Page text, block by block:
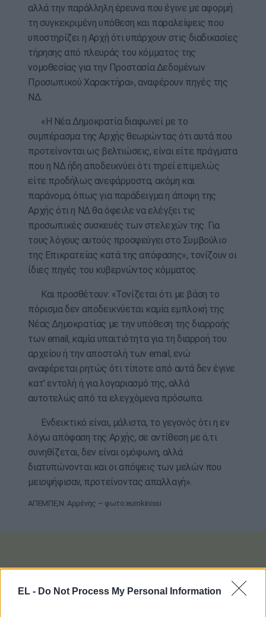
EL - Do Not Process My Personal Information
αλλά την παράλληλη έρευνα που έγινε με αφορμή
τη συγκεκριμένη υπόθεση και παραλείψεις που
υποστηρίζει η Αρχή ότι υπάρχουν στις διαδικασίες
τήρησης από πλευράς του κόμματος της
νομοθεσίας για την Προστασία Δεδομένων
Προσωπικού Χαρακτήρα», αναφέρουν πηγές της
ΝΔ.
«Η Νέα Δημοκρατία διαφωνεί με το
συμπέρασμα της Αρχής θεωρώντας ότι αυτά που
προτείνονται ως βελτιώσεις, είναι είτε πράγματα
που η ΝΔ ήδη αποδεικνύει ότι τηρεί επιμελώς
είτε προδήλως ανεφάρμοστα, ακόμη και
παράνομα, όπως για παράδειγμα η άποψη της
Αρχής ότι η ΝΔ θα όφειλε να ελέγξει τις
προσωπικές συσκευές των στελεχών της. Για
τους λόγους αυτούς προσφεύγει στο Συμβούλιο
της Επικρατείας κατά της απόφασης», τονίζουν οι
ίδιες πηγές του κυβερνώντος κόμματος.
Και προσθέτουν: «Τονίζεται ότι με βάση το
πόρισμα δεν αποδεικνύεται καμία εμπλοκή της
Νέας Δημοκρατίας με την υπόθεση της διαρροής
των email, καμία υπαιτιότητα για τη διαρροή του
αρχείου ή την αποστολή των email, ενώ
αναφέρεται ρητώς ότι τίποτε από αυτά δεν έγινε
κατ’ εντολή ή για λογαριασμό της, αλλά
αυτοτελώς από τα ελεγχόμενα πρόσωπα.
Ενδεικτικό είναι, μάλιστα, το γεγονός ότι η εν
λόγω απόφαση της Αρχής, σε αντίθεση με ό,τι
συνηθίζεται, δεν είναι ομόφωνη, αλλά
διατυπώνονται και οι απόψεις των μελών που
μειοψήφισαν, προτείνοντας απαλλαγή».
ΑΠΕΜΠΕ,Ν. Αρμένης – φωτο:eurokinissi